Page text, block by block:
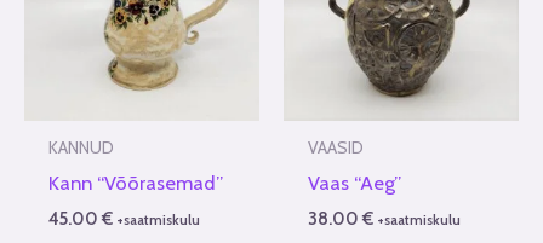
KANNUD
Kann “Võõrasemad”
45.00€ +saatmiskulu
VAASID
Vaas “Aeg”
38.00€ +saatmiskulu